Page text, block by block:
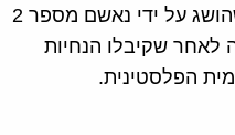
נהג מתנחל, אשר נפצע ממספר כדורים. הירי בוצע בנשק מסוג קלצ'ניקוב שהושג על ידי נאשם מספר 2
הפעולה לאחר שקיבלו הנחיות
הפלסטינית.